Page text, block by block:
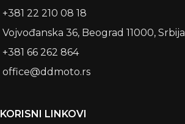
+381 22 210 08 18
Vojvođanska 36, Beograd 11000, Srbija
+381 66 262 864
office@ddmoto.rs
KORISNI LINKOVI